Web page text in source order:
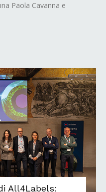
Paola Cavanna e
All4Labels: